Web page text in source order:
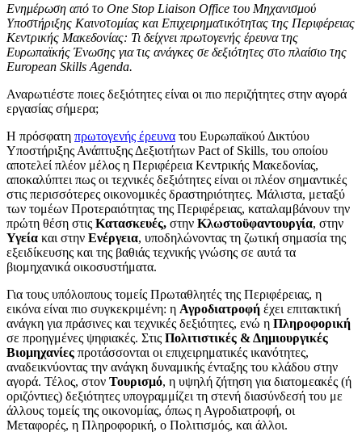
Ενημέρωση από το One Stop Liaison Office του Μηχανισμού
Υποστήριξης Καινοτομίας και Επιχειρηματικότητας της Περιφέρειας
Κεντρικής Μακεδονίας: Τι δείχνει πρωτογενής έρευνα της
Ευρωπαϊκής Ένωσης για τις ανάγκες σε δεξιότητες στο πλαίσιο της
European Skills Agenda.
Αναρωτιέστε ποιες δεξιότητες είναι οι πιο περιζήτητες στην αγορά
εργασίας σήμερα;
Η πρόσφατη πρωτογενής έρευνα του Ευρωπαϊκού Δικτύου
Υποστήριξης Ανάπτυξης Δεξιοτήτων Pact of Skills, του οποίου
αποτελεί πλέον μέλος η Περιφέρεια Κεντρικής Μακεδονίας,
αποκαλύπτει πως οι τεχνικές δεξιότητες είναι οι πλέον σημαντικές
στις περισσότερες οικονομικές δραστηριότητες. Μάλιστα, μεταξύ
των τομέων Προτεραιότητας της Περιφέρειας, καταλαμβάνουν την
πρώτη θέση στις Κατασκευές, στην Κλωστοϋφαντουργία, στην
Υγεία και στην Ενέργεια, υποδηλώνοντας τη ζωτική σημασία της
εξειδίκευσης και της βαθιάς τεχνικής γνώσης σε αυτά τα
βιομηχανικά οικοσυστήματα.
Για τους υπόλοιπους τομείς Πρωταθλητές της Περιφέρειας, η
εικόνα είναι πιο συγκεκριμένη: η Αγροδιατροφή έχει επιτακτική
ανάγκη για πράσινες και τεχνικές δεξιότητες, ενώ η Πληροφορική
σε προηγμένες ψηφιακές. Στις Πολιτιστικές & Δημιουργικές
Βιομηχανίες προτάσσονται οι επιχειρηματικές ικανότητες,
αναδεικνύοντας την ανάγκη δυναμικής ένταξης του κλάδου στην
αγορά. Τέλος, στον Τουρισμό, η υψηλή ζήτηση για διατομεακές (ή
οριζόντιες) δεξιότητες υπογραμμίζει τη στενή διασύνδεσή του με
άλλους τομείς της οικονομίας, όπως η Αγροδιατροφή, οι
Μεταφορές, η Πληροφορική, ο Πολιτισμός, και άλλοι.